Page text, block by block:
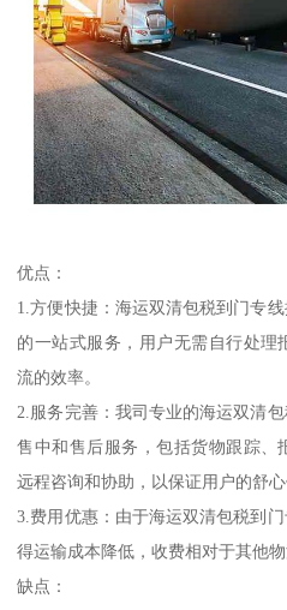
优点：
1.方便快捷：海运双清包税到门专
的一站式服务，用户无需自行处理
流的效率。
2.服务完善：我司专业的海运双清
售中和售后服务，包括货物跟踪、
远程咨询和协助，以保证用户的舒心
3.费用优惠：由于海运双清包税到
得运输成本降低，收费相对于其他物
缺点：